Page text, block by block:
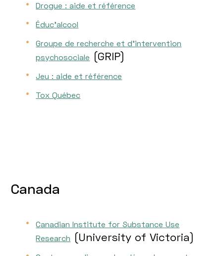
Drogue : aide et référence
Éduc’alcool
Groupe de recherche et d’intervention
psychosociale (GRIP)
Jeu : aide et référence
Tox Québec
Canada
Canadian Institute for Substance Use
Research (University of Victoria)